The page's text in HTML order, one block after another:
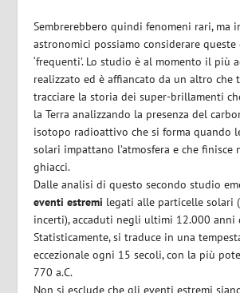
Sembrerebbero quindi fenomeni rari, ma
astronomici possiamo considerare
‘frequenti’. Lo studio è al momento il più
realizzato ed è affiancato da un altro che
tracciare la storia dei super-brillamenti
la Terra analizzando la presenza del
isotopo radioattivo che si forma quando
solari impattano l’atmosfera e che finisce
ghiacci.
Dalle analisi di questo secondo studio
eventi estremi legati alle particelle solari
incerti), accaduti negli ultimi 12.000 anni
Statisticamente, si traduce in una
eccezionale ogni 15 secoli, con la più
770 a.C.
Non si esclude che gli eventi estremi